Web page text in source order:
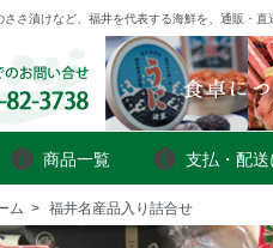
漬けなど、福井を代表する海鮮を、通販・
商品一覧 支払・配
ム > 福井名産品入り詰合せ